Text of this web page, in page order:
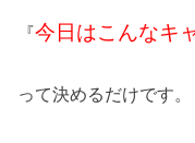
『今日はこんなキ
って決めるだけです。